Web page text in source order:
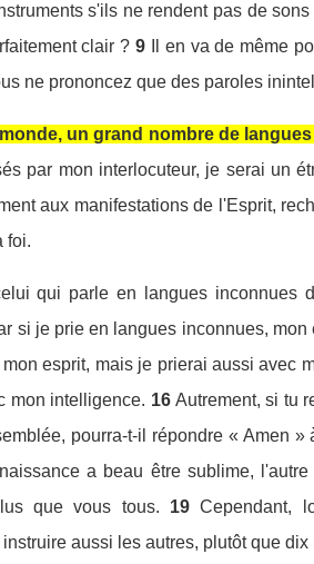
s'ils ne rendent pas de
clair ? 9
Il en va de même
ne prononcez que des paroles
monde, un grand nombre de
par mon interlocuteur, je serai un
aux manifestations de l'Esprit,
foi.
qui parle en langues
si je prie en langues inconnues,
esprit, mais je prierai aussi avec
mon intelligence. 16 Autrement, si tu
pourra-t-il répondre « Amen
a beau être sublime,
que vous tous.
19 Cependant,
aussi les autres, plutôt que